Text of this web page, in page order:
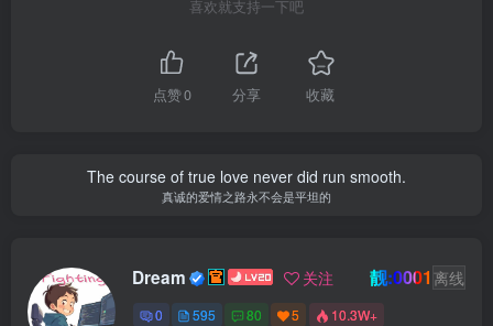
喜欢就支持一下吧
点赞0 分享 收藏
The course of true love never did run smooth.
真诚的爱情之路永不会是平坦的
Dream 关注 靓:0001 离线
0 595 80 5 10.3W+